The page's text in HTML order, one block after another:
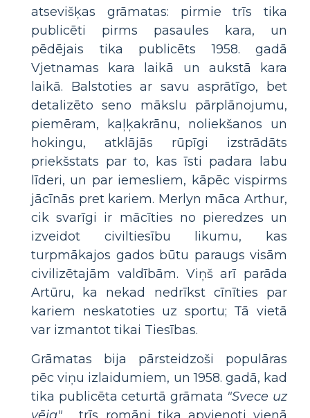
atsevišķas grāmatas: pirmie trīs tika
publicēti pirms pasaules kara, un
pēdējais tika publicēts 1958. gadā
Vjetnamas kara laikā un aukstā kara
laikā. Balstoties ar savu asprātīgo, bet
detalizēto seno mākslu pārplānojumu,
piemēram, kaļķakrānu, noliekšanos un
hokingu, atklājās rūpīgi izstrādāts
priekšstats par to, kas īsti padara labu
līderi, un par iemesliem, kāpēc vispirms
jācīnās pret kariem. Merlyn māca Arthur,
cik svarīgi ir mācīties no pieredzes un
izveidot civiltiesību likumu, kas
turpmākajos gados būtu paraugs visām
civilizētajām valdībām. Viņš arī parāda
Artūru, ka nekad nedrīkst cīnīties par
kariem neskatoties uz sportu; Tā vietā
var izmantot tikai Tiesības.
Grāmatas bija pārsteidzoši populāras
pēc viņu izlaidumiem, un 1958. gadā, kad
tika publicēta ceturtā grāmata "Svece uz